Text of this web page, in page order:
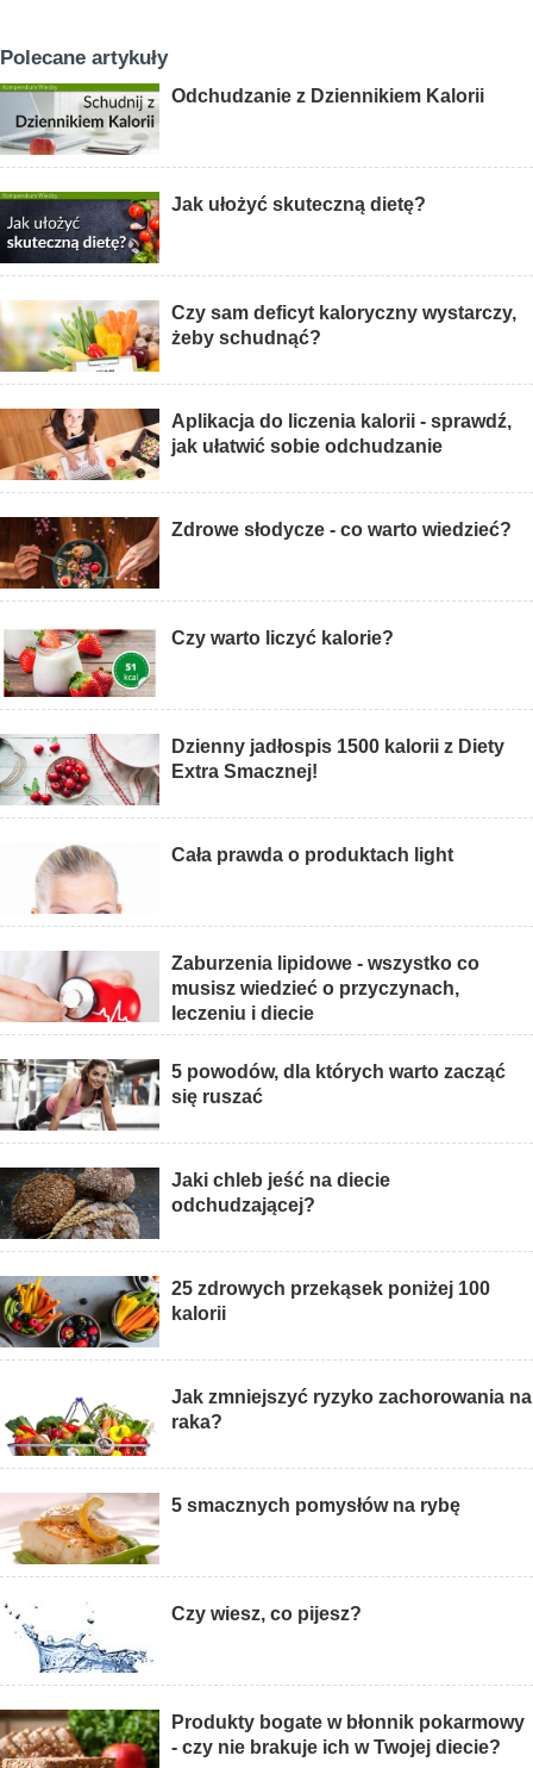
Polecane artykuły
Odchudzanie z Dziennikiem Kalorii
Jak ułożyć skuteczną dietę?
Czy sam deficyt kaloryczny wystarczy,
żeby schudnąć?
Aplikacja do liczenia kalorii - sprawdź,
jak ułatwić sobie odchudzanie
Zdrowe słodycze - co warto wiedzieć?
Czy warto liczyć kalorie?
Dzienny jadłospis 1500 kalorii z Diety
Extra Smacznej!
Cała prawda o produktach light
Zaburzenia lipidowe - wszystko co
musisz wiedzieć o przyczynach,
leczeniu i diecie
5 powodów, dla których warto zacząć
się ruszać
Jaki chleb jeść na diecie
odchudzającej?
25 zdrowych przekąsek poniżej 100
kalorii
Jak zmniejszyć ryzyko zachorowania na
raka?
5 smacznych pomysłów na rybę
Czy wiesz, co pijesz?
Produkty bogate w błonnik pokarmowy
- czy nie brakuje ich w Twojej diecie?